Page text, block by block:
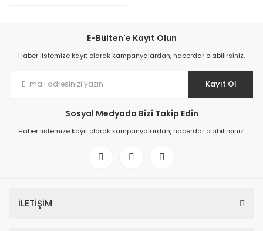
E-Bülten'e Kayıt Olun
Haber listemize kayıt olarak kampanyalardan, haberdar olabilirsiniz.
Kayıt Ol
Sosyal Medyada Bizi Takip Edin
Haber listemize kayıt olarak kampanyalardan, haberdar olabilirsiniz.
İLETİŞİM